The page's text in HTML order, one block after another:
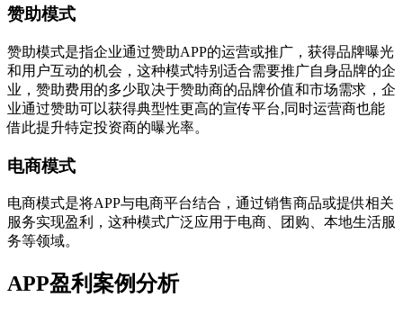
赞助模式
赞助模式是指企业通过赞助APP的运营或推广，获得品牌曝光
和用户互动的机会，这种模式特别适合需要推广自身品牌的企
业，赞助费用的多少取决于赞助商的品牌价值和市场需求，企
业通过赞助可以获得典型性更高的宣传平台,同时运营商也能
借此提升特定投资商的曝光率。
电商模式
电商模式是将APP与电商平台结合，通过销售商品或提供相关
服务实现盈利，这种模式广泛应用于电商、团购、本地生活服
务等领域。
APP盈利案例分析